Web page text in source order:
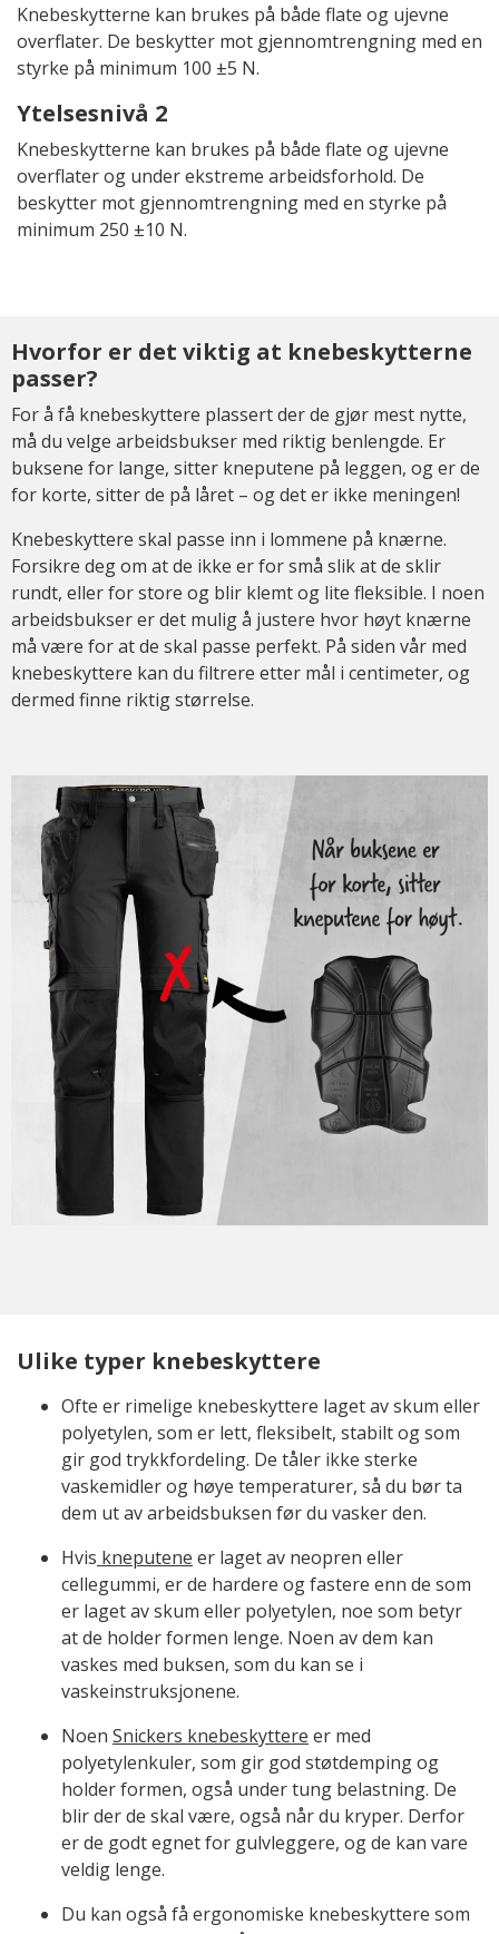
Knebeskytterne kan brukes på både flate og ujevne
overflater. De beskytter mot gjennomtrengning med en
styrke på minimum 100 ±5 N.
Ytelsesnivå 2
Knebeskytterne kan brukes på både flate og ujevne
overflater og under ekstreme arbeidsforhold. De
beskytter mot gjennomtrengning med en styrke på
minimum 250 ±10 N.
Hvorfor er det viktig at knebeskytterne
passer?
For å få knebeskyttere plassert der de gjør mest nytte,
må du velge arbeidsbukser med riktig benlengde. Er
buksene for lange, sitter kneputene på leggen, og er de
for korte, sitter de på låret – og det er ikke meningen!
Knebeskyttere skal passe inn i lommene på knærne.
Forsikre deg om at de ikke er for små slik at de sklir
rundt, eller for store og blir klemt og lite fleksible. I noen
arbeidsbukser er det mulig å justere hvor høyt knærne
må være for at de skal passe perfekt. På siden vår med
knebeskyttere kan du filtrere etter mål i centimeter, og
dermed finne riktig størrelse.
Ulike typer knebeskyttere
Ofte er rimelige knebeskyttere laget av skum eller
polyetylen, som er lett, fleksibelt, stabilt og som
gir god trykkfordeling. De tåler ikke sterke
vaskemidler og høye temperaturer, så du bør ta
dem ut av arbeidsbuksen før du vasker den.
Hvis kneputene er laget av neopren eller
cellegummi, er de hardere og fastere enn de som
er laget av skum eller polyetylen, noe som betyr
at de holder formen lenge. Noen av dem kan
vaskes med buksen, som du kan se i
vaskeinstruksjonene.
Noen Snickers knebeskyttere er med
polyetylenkuler, som gir god støtdemping og
holder formen, også under tung belastning. De
blir der de skal være, også når du kryper. Derfor
er de godt egnet for gulvleggere, og de kan vare
veldig lenge.
Du kan også få ergonomiske knebeskyttere som